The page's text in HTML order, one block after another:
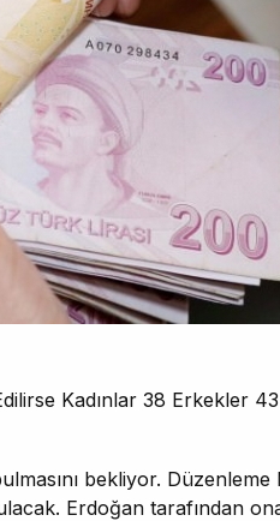
Kadınlar 38 Erkekler 43
bekliyor. Düzenleme
Erdoğan tarafından